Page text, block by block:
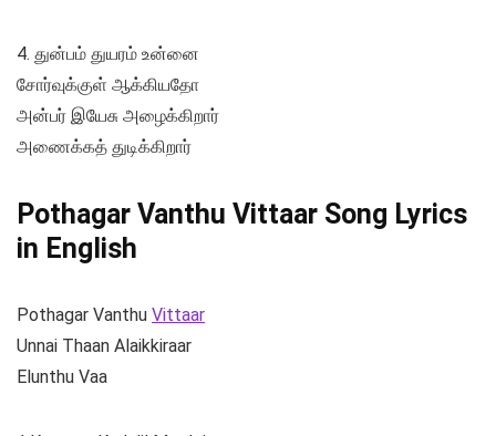
4. துன்பம் துயரம் உன்னை
சோர்வுக்குள் ஆக்கியதோ
அன்பர் இயேசு அழைக்கிறார்
அணைக்கத் துடிக்கிறார்
Pothagar Vanthu Vittaar Song Lyrics
in English
Pothagar Vanthu Vittaar
Unnai Thaan Alaikkiraar
Elunthu Vaa